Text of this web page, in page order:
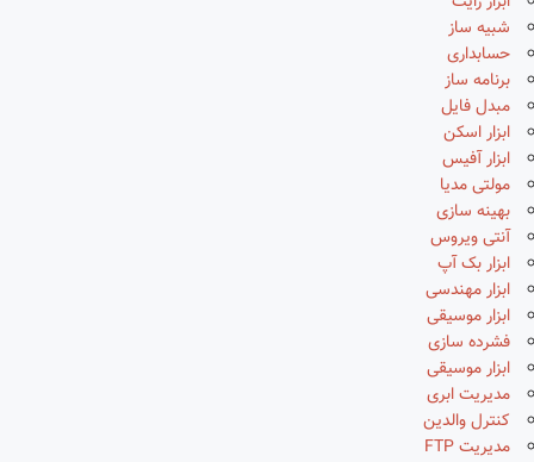
شبیه ساز
حسابداری
برنامه ساز
مبدل فایل
ابزار اسکن
ابزار آفیس
مولتی مدیا
بهینه سازی
آنتی ویروس
ابزار بک آپ
ابزار مهندسی
ابزار موسیقی
فشرده سازی
ابزار موسیقی
مدیریت ابری
کنترل والدین
مدیریت FTP